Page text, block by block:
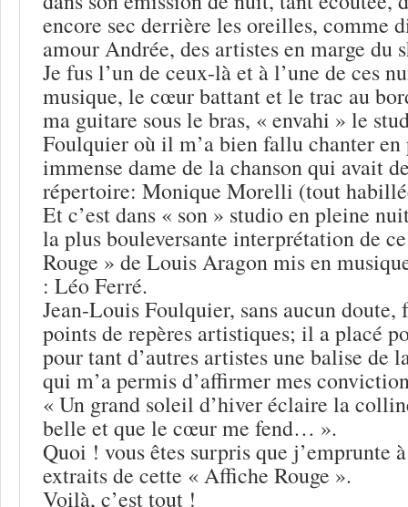
encore sec derrière les oreilles, comme
amour Andrée, des artistes en marge du
Je fus l’un de ceux-là et à l’une de ces
musique, le cœur battant et le trac au
ma guitare sous le bras, « envahi » le
Foulquier où il m’a bien fallu chanter en
immense dame de la chanson qui avait
répertoire: Monique Morelli (tout
Et c’est dans « son » studio en pleine
la plus bouleversante interprétation de
Rouge » de Louis Aragon mis en
: Léo Ferré.
Jean-Louis Foulquier, sans aucun doute,
points de repères artistiques; il a placé
pour tant d’autres artistes une balise de
qui m’a permis d’affirmer mes
« Un grand soleil d’hiver éclaire la
belle et que le cœur me fend… ».
Quoi ! vous êtes surpris que j’emprunte
extraits de cette « Affiche Rouge ».
Voilà, c’est tout !